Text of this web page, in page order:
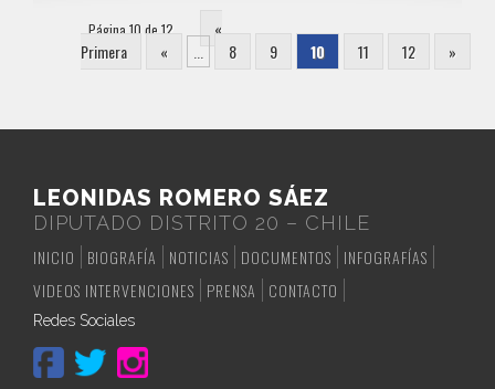
Página 10 de 12
«
Primera
« 8 9 10 11 12 »
LEONIDAS ROMERO SÁEZ
DIPUTADO DISTRITO 20 – CHILE
INICIO
BIOGRAFÍA NOTICIAS DOCUMENTOS
INFOGRAFÍAS
VIDEOS INTERVENCIONES
PRENSA CONTACTO
Redes Sociales